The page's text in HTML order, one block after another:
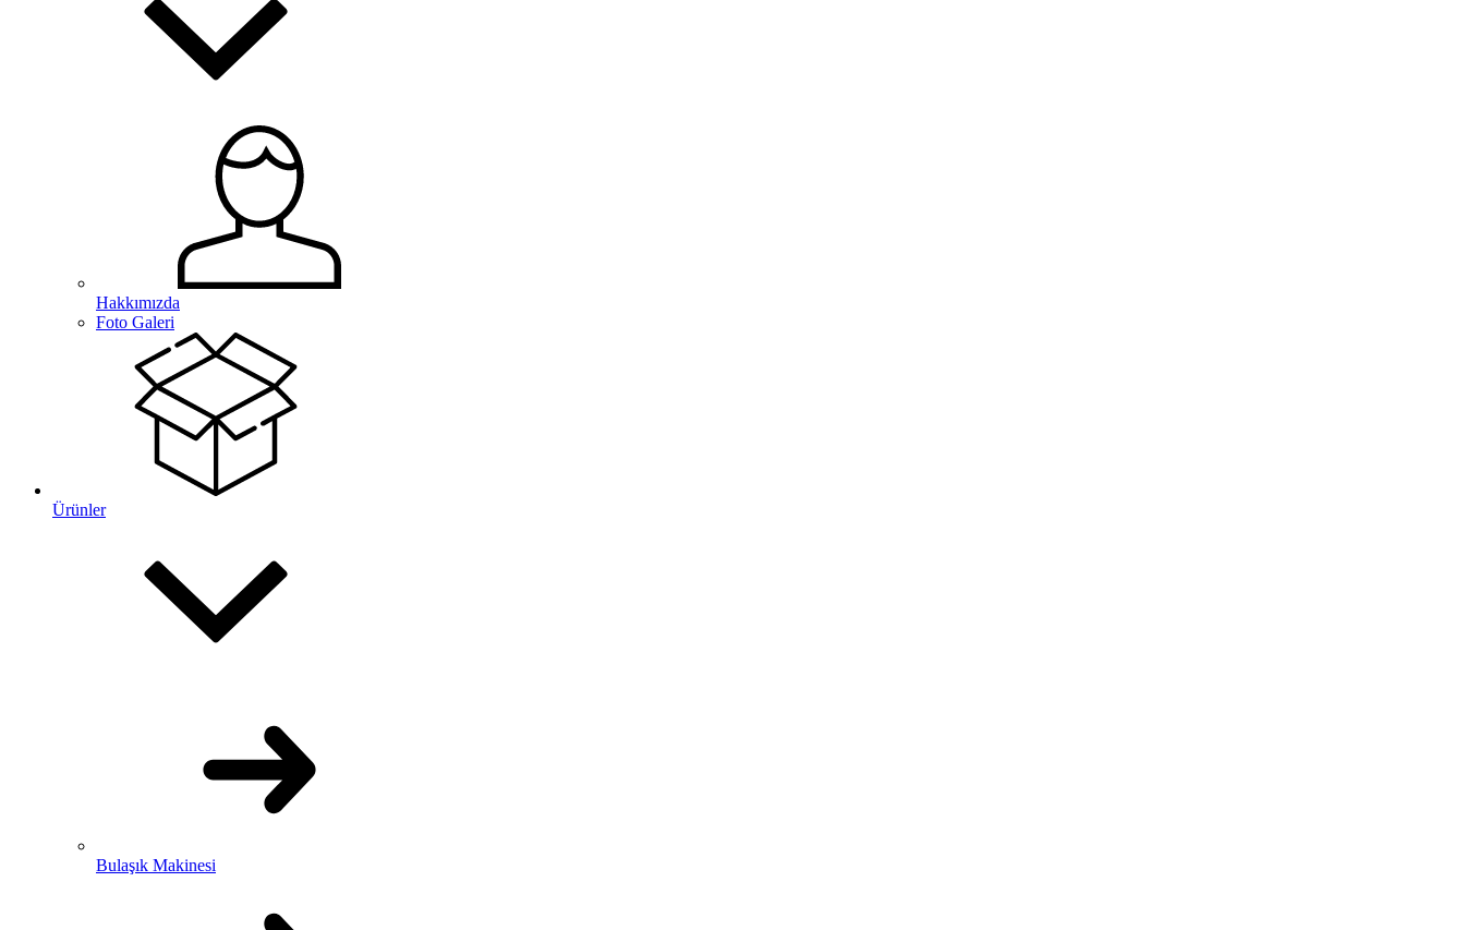
Hakkımızda
Foto Galeri
Ürünler
Bulaşık Makinesi